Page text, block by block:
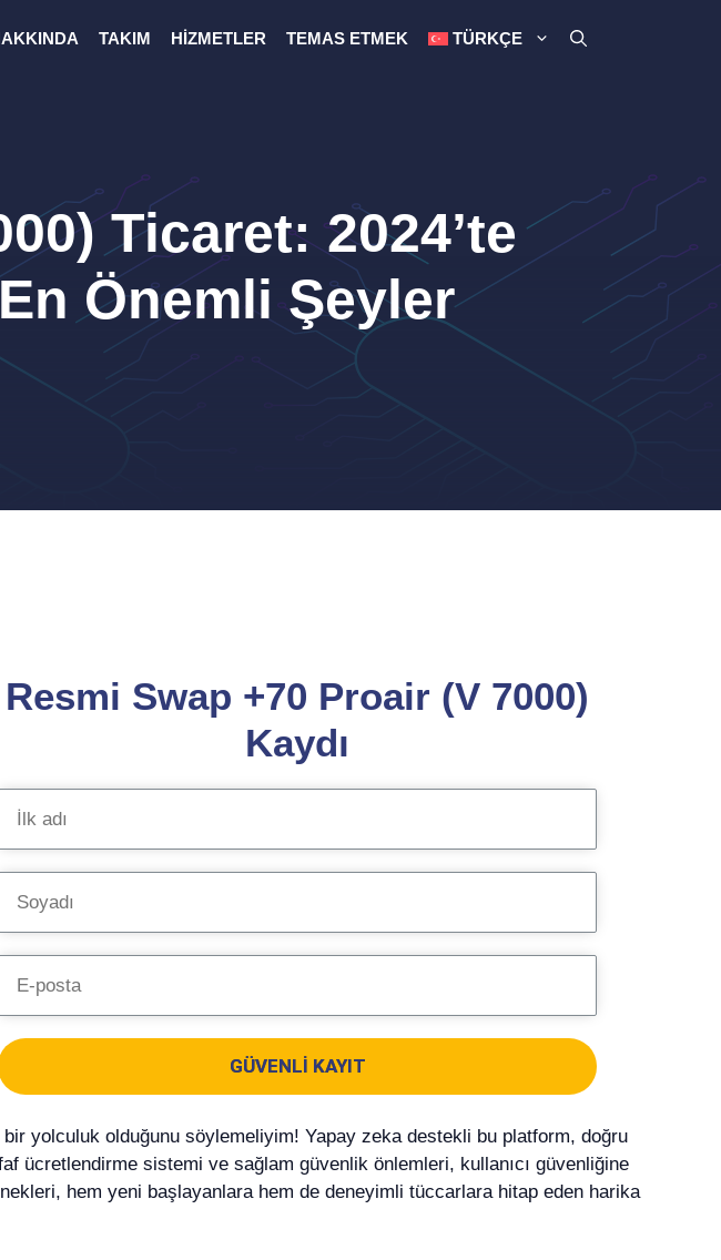
TAKIM HIZMETLER TEMAS ETMEK TÜRKÇE
Ticaret: 2024’te
Önemli Şeyler
Resmi Swap +70 Proair (V 7000)
Kaydı
GÜVENLI KAYIT
yolculuk olduğunu söylemeliyim! Yapay zeka destekli bu platform, doğru
ücretlendirme sistemi ve sağlam güvenlik önlemleri, kullanıcı güvenliğine
hem yeni başlayanlara hem de deneyimli tüccarlara hitap eden harika